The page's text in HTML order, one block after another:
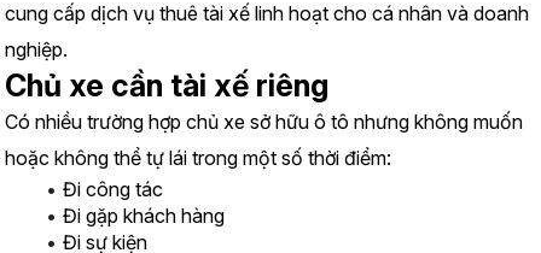
cung cấp dịch vụ thuê tài xế linh hoạt cho cá nhân và doanh
nghiệp.
Chủ xe cần tài xế riêng
Có nhiều trường hợp chủ xe sở hữu ô tô nhưng không muốn
hoặc không thể tự lái trong một số thời điểm:
Đi công tác
Đi gặp khách hàng
Đi sự kiện